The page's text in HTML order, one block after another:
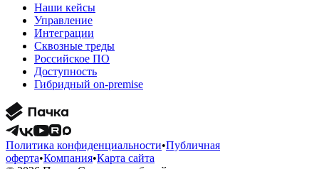
Наши кейсы
Управление
Интеграции
Сквозные треды
Российское ПО
Доступность
Гибридный on-premise
Политика конфиденциальности•Публичная
оферта•Компания•Карта сайта